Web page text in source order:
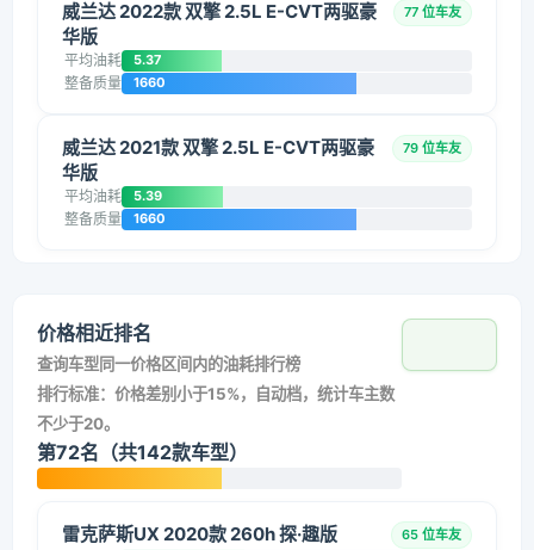
威兰达 2022款 双擎 2.5L E-CVT两驱豪
华版
77 位车友
平均油耗 5.37
整备质量 1660
威兰达 2021款 双擎 2.5L E-CVT两驱豪
华版
79 位车友
平均油耗 5.39
整备质量 1660
价格相近排名
查询车型同一价格区间内的油耗排行榜
排行标准：价格差别小于15%，自动档，统计车主数
不少于20。
第72名（共142款车型）
雷克萨斯UX 2020款 260h 探·趣版 65 位车友